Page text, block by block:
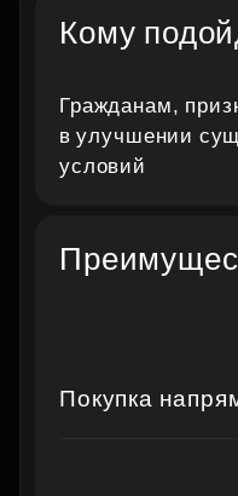
субсидий
Финансовая помощь
строительство или
Кому
Гражданам,
в улучшении
условий
Покупка